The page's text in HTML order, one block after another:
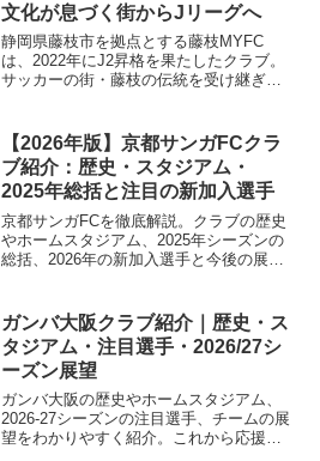
文化が息づく街からJリーグへ
静岡県藤枝市を拠点とする藤枝MYFC
は、2022年にJ2昇格を果たしたクラブ。
サッカーの街・藤枝の伝統を受け継ぎ、
手、ホームスタジアムを紹介します。
【2026年版】京都サンガFCクラ
ブ紹介：歴史・スタジアム・
2025年総括と注目の新加入選手
京都サンガFCを徹底解説。クラブの歴史
やホームスタジアム、2025年シーズンの
総括、2026年の新加入選手と今後の展望
ガンバ大阪クラブ紹介｜歴史・ス
タジアム・注目選手・2026/27シ
ーズン展望
ガンバ大阪の歴史やホームスタジアム、
2026-27シーズンの注目選手、チームの展
望をわかりやすく紹介。これから応援し